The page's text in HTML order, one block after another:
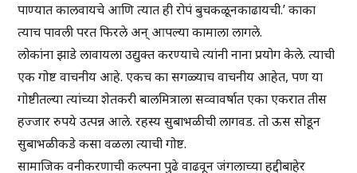
पाण्यात कालवायचे आणि त्यात ही रोपं बुचकळूनकाढायची.’ काका
त्याच पावली परत फिरले अन् आपल्या कामाला लागले.
लोकांना झाडे लावायला उद्युक्त करण्याचे त्यांनी नाना प्रयोग केले. त्याची
एक गोष्ट वाचनीय आहे. एकच का सगळ्याच वाचनीय आहेत, पण या
गोष्टीतल्या त्यांच्या शेतकरी बालमित्राला सव्वावर्षात एका एकरात तीस
हज्जार रुपये उत्पन्न आले. रहस्य सुबाभळीची लागवड. तो ऊस सोडून
सुबाभळीकडे कसा वळला त्याची गोष्ट.
सामाजिक वनीकरणाची कल्पना पुढे वाढवून जंगलाच्या हद्दीबाहेर